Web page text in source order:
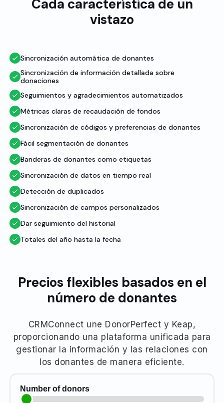
Cada característica de un
vistazo
Sincronización automática de donantes
Sincronización de información detallada sobre
donaciones
Seguimientos y agradecimientos automatizados
Métricas claras de recaudación de fondos
Sincronización de códigos y preferencias de donantes
Fácil segmentación de donantes
Banderas de donantes como etiquetas
Sincronización de datos en tiempo real
Detección de duplicados
Sincronización de campos personalizados
Dar seguimiento del historial
Totales del año hasta la fecha
Precios flexibles basados ​​en el
número de donantes
CRMConnect une DonorPerfect y Keap,
proporcionando una plataforma unificada para
gestionar la información y las relaciones con
los donantes de manera eficiente.
Number of donors